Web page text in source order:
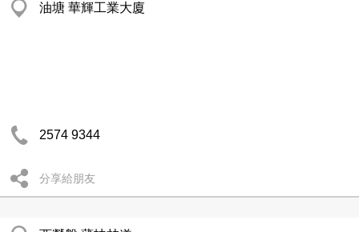
油塘 華輝工業大廈
2574 9344
分享給朋友